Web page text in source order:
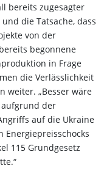
bereits zugesagter
die Tatsache, dass
von der
begonnene
in Frage
die Verlässlichkeit
weiter. „Besser wäre
aufgrund der
auf die Ukraine
Energiepreisschocks
115 Grundgesetz